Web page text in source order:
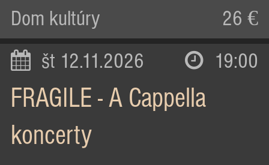
Dom kultúry 26 €
št 12.11.2026 19:00
FRAGILE - A Cappella
koncerty